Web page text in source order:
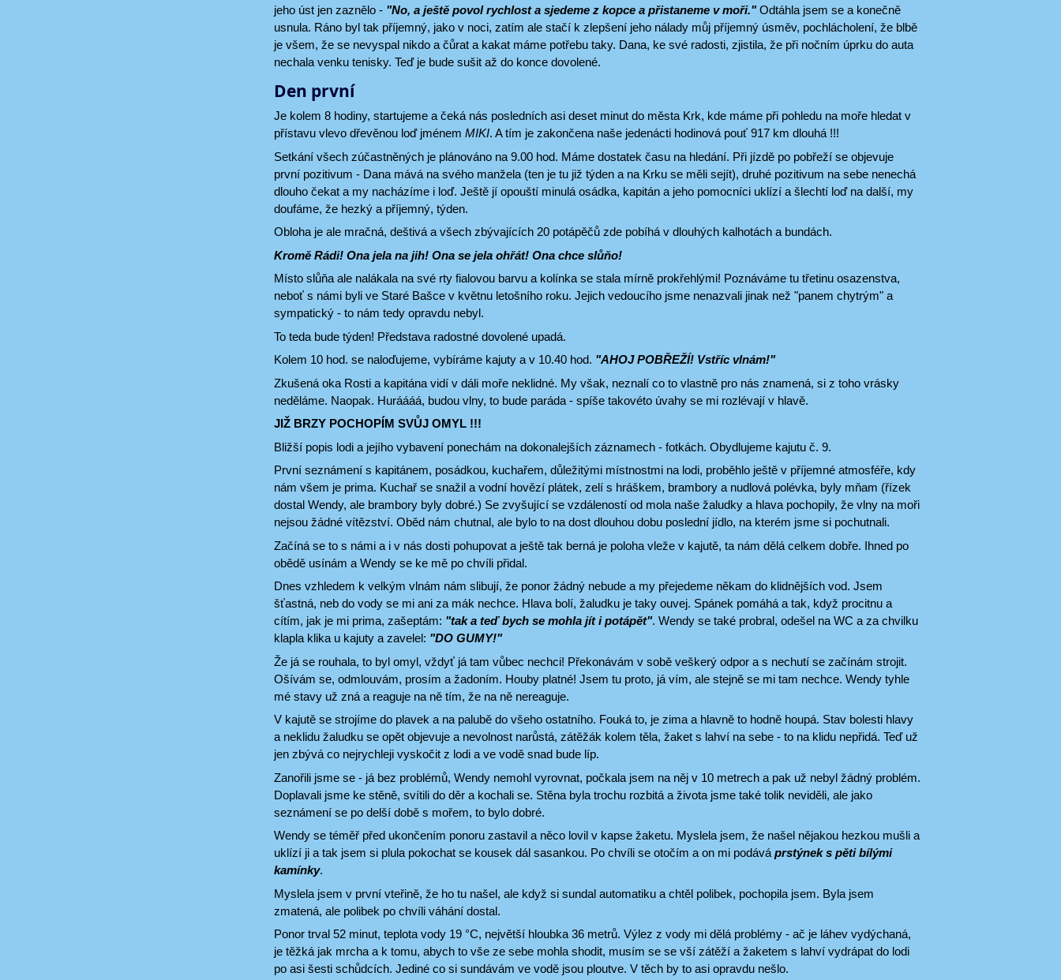
jeho úst jen zaznělo - "No, a ještě povol rychlost a sjedeme z kopce a přistaneme v moři."Odtáhla jsem se a konečně
usnula. Ráno byl tak příjemný, jako v noci, zatím ale stačí k zlepšení jeho nálady můj příjemný úsměv, pochlácholení, že blbě
je všem, že se nevyspal nikdo a čůrat a kakat máme potřebu taky. Dana, ke své radosti, zjistila, že při nočním úprku do auta
nechala venku tenisky. Teď je bude sušit až do konce dovolené.
Den první
Je kolem 8 hodiny, startujeme a čeká nás posledních asi deset minut do města Krk, kde máme při pohledu na moře hledat v
přístavu vlevo dřevěnou loď jménem MIKI. A tím je zakončena naše jedenácti hodinová pouť 917 km dlouhá !!!
Setkání všech zúčastněných je plánováno na 9.00 hod. Máme dostatek času na hledání. Při jízdě po pobřeží se objevuje
první pozitivum - Dana mává na svého manžela (ten je tu již týden a na Krku se měli sejít), druhé pozitivum na sebe nenechá
dlouho čekat a my nacházíme i loď. Ještě jí opouští minulá osádka, kapitán a jeho pomocníci uklízí a šlechtí loď na další, my
doufáme, že hezký a příjemný, týden.
Obloha je ale mračná, deštivá a všech zbývajících 20 potápěčů zde pobíhá v dlouhých kalhotách a bundách.
Kromě Rádi! Ona jela na jih! Ona se jela ohřát! Ona chce slůňo!
Místo slůňa ale nalákala na své rty fialovou barvu a kolínka se stala mírně prokřehlými! Poznáváme tu třetinu osazenstva,
neboť s námi byli ve Staré Bašce v květnu letošního roku. Jejich vedoucího jsme nenazvali jinak než "panem chytrým" a
sympatický - to nám tedy opravdu nebyl.
To teda bude týden! Představa radostné dovolené upadá.
Kolem 10 hod. se naloďujeme, vybíráme kajuty a v 10.40 hod. "AHOJ POBŘEŽÍ! Vstříc vlnám!"
Zkušená oka Rosti a kapitána vidí v dáli moře neklidné. My však, neznalí co to vlastně pro nás znamená, si z toho vrásky
neděláme. Naopak. Huráááá, budou vlny, to bude paráda - spíše takovéto úvahy se mi rozlévají v hlavě.
JIŽ BRZY POCHOPÍM SVŮJ OMYL !!!
Bližší popis lodi a jejího vybavení ponechám na dokonalejších záznamech - fotkách. Obydlujeme kajutu č. 9.
První seznámení s kapitánem, posádkou, kuchařem, důležitými místnostmi na lodi, proběhlo ještě v příjemné atmosféře, kdy
nám všem je prima. Kuchař se snažil a vodní hovězí plátek, zelí s hráškem, brambory a nudlová polévka, byly mňam (řízek
dostal Wendy, ale brambory byly dobré.) Se zvyšující se vzdáleností od mola naše žaludky a hlava pochopily, že vlny na moři
nejsou žádné vítězství. Oběd nám chutnal, ale bylo to na dost dlouhou dobu poslední jídlo, na kterém jsme si pochutnali.
Začíná se to s námi a i v nás dosti pohupovat a ještě tak berná je poloha vleže v kajutě, ta nám dělá celkem dobře. Ihned po
obědě usínám a Wendy se ke mě po chvíli přidal.
Dnes vzhledem k velkým vlnám nám slibují, že ponor žádný nebude a my přejedeme někam do klidnějších vod. Jsem
šťastná, neb do vody se mi ani za mák nechce. Hlava bolí, žaludku je taky ouvej. Spánek pomáhá a tak, když procitnu a
cítím, jak je mi prima, zašeptám: "tak a teď bych se mohla jít i potápět". Wendy se také probral, odešel na WC a za chvilku
klapla klika u kajuty a zavelel: "DO GUMY!"
Že já se rouhala, to byl omyl, vždyť já tam vůbec nechci! Překonávám v sobě veškerý odpor a s nechutí se začínám strojit.
Ošívám se, odmlouvám, prosím a žadoním. Houby platné! Jsem tu proto, já vím, ale stejně se mi tam nechce. Wendy tyhle
mé stavy už zná a reaguje na ně tím, že na ně nereaguje.
V kajutě se strojíme do plavek a na palubě do všeho ostatního. Fouká to, je zima a hlavně to hodně houpá. Stav bolesti hlavy
a neklidu žaludku se opět objevuje a nevolnost narůstá, zátěžák kolem těla, žaket s lahví na sebe - to na klidu nepřidá. Teď už
jen zbývá co nejrychleji vyskočit z lodi a ve vodě snad bude líp.
Zanořili jsme se - já bez problémů, Wendy nemohl vyrovnat, počkala jsem na něj v 10 metrech a pak už nebyl žádný problém.
Doplavali jsme ke stěně, svítili do děr a kochali se. Stěna byla trochu rozbitá a života jsme také tolik neviděli, ale jako
seznámení se po delší době s mořem, to bylo dobré.
Wendy se téměř před ukončením ponoru zastavil a něco lovil v kapse žaketu. Myslela jsem, že našel nějakou hezkou mušli a
uklízí ji a tak jsem si plula pokochat se kousek dál sasankou. Po chvíli se otočím a on mi podává prstýnek s pěti bílými
kamínky.
Myslela jsem v první vteřině, že ho tu našel, ale když si sundal automatiku a chtěl polibek, pochopila jsem. Byla jsem
zmatená, ale polibek po chvíli váhání dostal.
Ponor trval 52 minut, teplota vody 19 °C, největší hloubka 36 metrů. Výlez z vody mi dělá problémy - ač je láhev vydýchaná,
je těžká jak mrcha a k tomu, abych to vše ze sebe mohla shodit, musím se se vší zátěží a žaketem s lahví vydrápat do lodi
po asi šesti schůdcích. Jediné co si sundávám ve vodě jsou ploutve. V těch by to asi opravdu nešlo.